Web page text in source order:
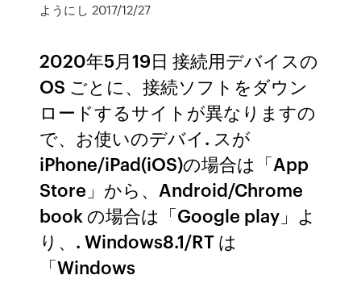
ようにし 2017/12/27
2020年5月19日 接続用デバイスの
OS ごとに、接続ソフトをダウン
ロードするサイトが異なりますの
で、お使いのデバイ. スが
iPhone/iPad(iOS)の場合は「App
Store」から、Android/Chrome
book の場合は「Google play」よ
り、. Windows8.1/RT は
「Windows